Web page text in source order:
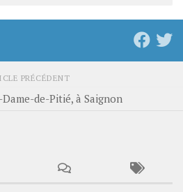
PRÉCÉDENT
de-Pitié, à Saignon